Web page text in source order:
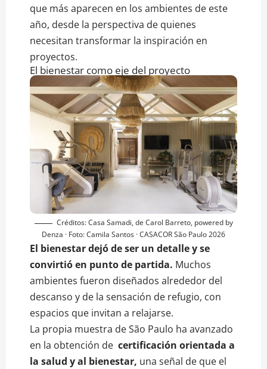
que más aparecen en los ambientes de este
año, desde la perspectiva de quienes
necesitan transformar la inspiración en
proyectos.
El bienestar como eje del proyecto
Créditos: Casa Samadi, de Carol Barreto, powered by
Denza · Foto: Camila Santos · CASACOR São Paulo 2026
El bienestar dejó de ser un detalle y se
convirtió en punto de partida. Muchos
ambientes fueron diseñados alrededor del
descanso y de la sensación de refugio, con
espacios que invitan a relajarse.
La propia muestra de São Paulo ha avanzado
en la obtención de certificación orientada a
la salud y al bienestar, una señal de que el